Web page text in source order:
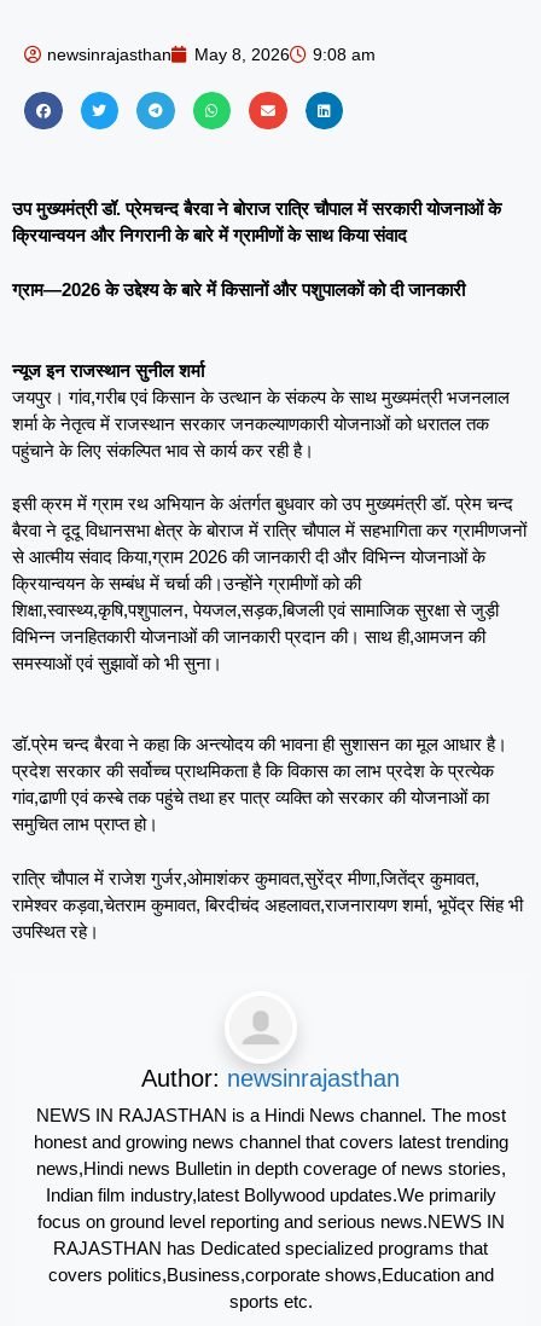
newsinrajasthan May 8, 2026 9:08 am
उप मुख्यमंत्री डॉ. प्रेमचन्द बैरवा ने बोराज रात्रि चौपाल में सरकारी योजनाओं के
क्रियान्वयन और निगरानी के बारे में ग्रामीणों के साथ किया संवाद
ग्राम—2026 के उद्देश्य के बारे में किसानों और पशुपालकों को दी जानकारी
न्यूज इन राजस्थान सुनील शर्मा
जयपुर। गांव,गरीब एवं किसान के उत्थान के संकल्प के साथ मुख्यमंत्री भजनलाल
शर्मा के नेतृत्व में राजस्थान सरकार जनकल्याणकारी योजनाओं को धरातल तक
पहुंचाने के लिए संकल्पित भाव से कार्य कर रही है।
इसी क्रम में ग्राम रथ अभियान के अंतर्गत बुधवार को उप मुख्यमंत्री डॉ. प्रेम चन्द
बैरवा ने दूदू विधानसभा क्षेत्र के बोराज में रात्रि चौपाल में सहभागिता कर ग्रामीणजनों
से आत्मीय संवाद किया,ग्राम 2026 की जानकारी दी और विभिन्न योजनाओं के
क्रियान्वयन के सम्बंध में चर्चा की।उन्होंने ग्रामीणों को की
शिक्षा,स्वास्थ्य,कृषि,पशुपालन, पेयजल,सड़क,बिजली एवं सामाजिक सुरक्षा से जुड़ी
विभिन्न जनहितकारी योजनाओं की जानकारी प्रदान की। साथ ही,आमजन की
समस्याओं एवं सुझावों को भी सुना।
डॉ.प्रेम चन्द बैरवा ने कहा कि अन्त्योदय की भावना ही सुशासन का मूल आधार है।
प्रदेश सरकार की सर्वोच्च प्राथमिकता है कि विकास का लाभ प्रदेश के प्रत्येक
गांव,ढाणी एवं कस्बे तक पहुंचे तथा हर पात्र व्यक्ति को सरकार की योजनाओं का
समुचित लाभ प्राप्त हो।
रात्रि चौपाल में राजेश गुर्जर,ओमाशंकर कुमावत,सुरेंद्र मीणा,जितेंद्र कुमावत,
रामेश्वर कड़वा,चेतराम कुमावत, बिरदीचंद अहलावत,राजनारायण शर्मा, भूपेंद्र सिंह भी
उपस्थित रहे।
Author: newsinrajasthan
NEWS IN RAJASTHAN is a Hindi News channel. The most
honest and growing news channel that covers latest trending
news,Hindi news Bulletin in depth coverage of news stories,
Indian film industry,latest Bollywood updates.We primarily
focus on ground level reporting and serious news.NEWS IN
RAJASTHAN has Dedicated specialized programs that
covers politics,Business,corporate shows,Education and
sports etc.